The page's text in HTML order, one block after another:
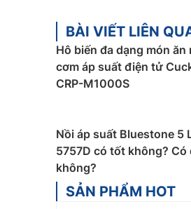
Khách hàng ở Khu
BÀI VIẾT LIÊN
Hô biến đa dạng món ăn
cơm áp suất điện tử
CRP-M1000S
Nồi áp suất Bluestone 5
5757D có tốt không? Có
không?
SẢN PHẨM HOT